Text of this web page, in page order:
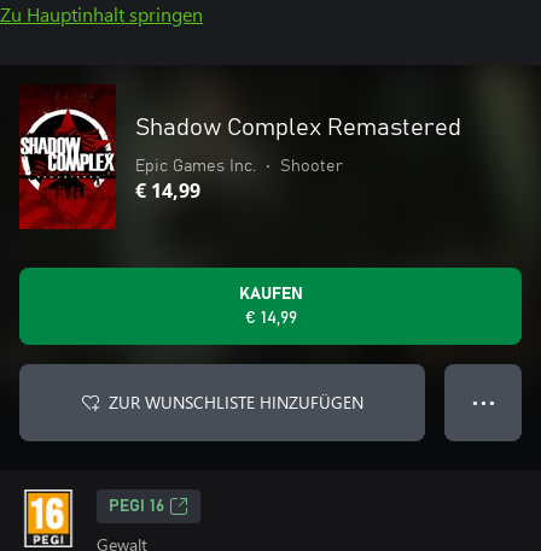
Zu Hauptinhalt springen
Shadow Complex Remastered
Epic Games Inc. • Shooter
€ 14,99
KAUFEN
€ 14,99
ZUR WUNSCHLISTE HINZUFÜGEN ● ● ●
PEGI 16
Gewalt